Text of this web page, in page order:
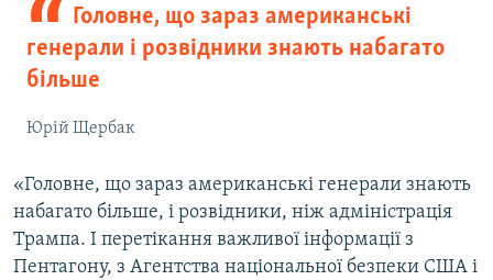
Головне, що зараз американські
генерали і розвідники знають набагато
більше
Юрій Щербак
«Головне, що зараз американські генерали знають
набагато більше, і розвідники, ніж адміністрація
Трампа. І перетікання важливої інформації з
Пентагону, з Агентства національної безпеки США і